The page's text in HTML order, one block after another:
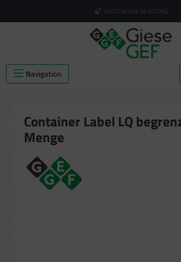
KOSTENLOSE BERATUNG
Navigation
Container Label LQ
Menge